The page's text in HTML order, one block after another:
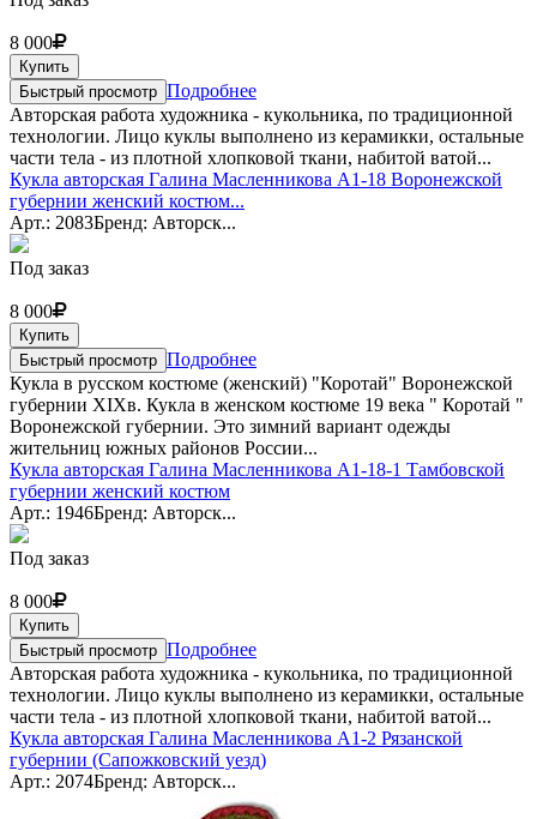
8 000
Купить
Быстрый просмотр Подробнее
Авторская работа художника - кукольника, по традиционной
технологии. Лицо куклы выполнено из керамикки, остальные
части тела - из плотной хлопковой ткани, набитой ватой...
Кукла авторская Галина Масленникова А1-18 Воронежской
губернии женский костюм...
Арт.: 2083Бренд: Авторск...
Под заказ
8 000
Купить
Быстрый просмотр Подробнее
Кукла в русском костюме (женский) "Коротай" Воронежской
губернии XIXв. Кукла в женском костюме 19 века " Коротай "
Воронежской губернии. Это зимний вариант одежды
жительниц южных районов России...
Кукла авторская Галина Масленникова А1-18-1 Тамбовской
губернии женский костюм
Арт.: 1946Бренд: Авторск...
Под заказ
8 000
Купить
Быстрый просмотр Подробнее
Авторская работа художника - кукольника, по традиционной
технологии. Лицо куклы выполнено из керамикки, остальные
части тела - из плотной хлопковой ткани, набитой ватой...
Кукла авторская Галина Масленникова А1-2 Рязанской
губернии (Сапожковский уезд)
Арт.: 2074Бренд: Авторск...